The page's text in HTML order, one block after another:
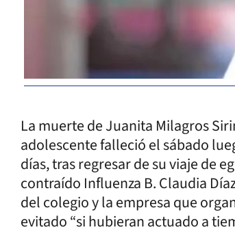
La muerte de Juanita Milagros
adolescente falleció el sábado
días, tras regresar de su viaje de
contraído Influenza B. Claudia
del colegio y la empresa que
evitado “si hubieran actuado a